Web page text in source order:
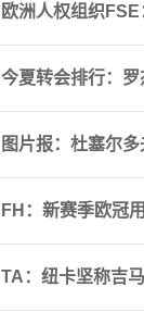
欧洲人权组织
今夏转会排行：
图片报：杜塞尔
FH：新赛季欧冠
TA：纽卡坚称吉